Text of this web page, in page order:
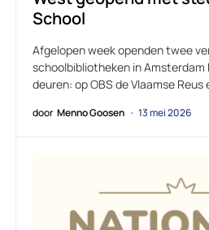
School
Afgelopen week openden twee
schoolbibliotheken in Amsterdam
deuren: op OBS de Vlaamse Reus
door Menno Goosen 13 mei 2026